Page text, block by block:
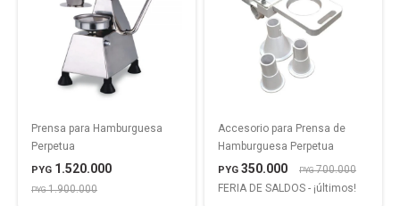
Prensa para Hamburguesa
Perpetua
PYG 1.520.000
PYG1.900.000
Accesorio para Prensa de
Hamburguesa Perpetua
PYG 350.000 PYG700.000
FERIA DE SALDOS - ¡últimos!